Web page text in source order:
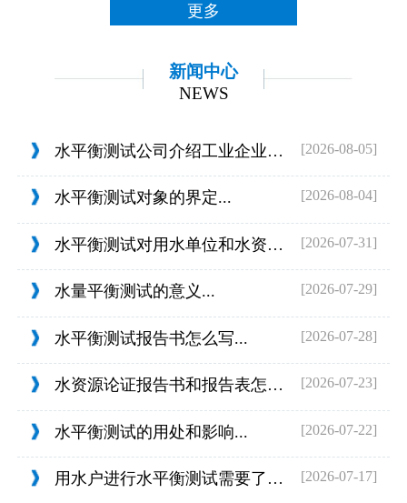
更多
新闻中心
NEWS
水平衡测试公司介绍工业企业的用水范围... [2026-08-05]
水平衡测试对象的界定... [2026-08-04]
水平衡测试对用水单位和水资源管理的目... [2026-07-31]
水量平衡测试的意义... [2026-07-29]
水平衡测试报告书怎么写... [2026-07-28]
水资源论证报告书和报告表怎么判定... [2026-07-23]
水平衡测试的用处和影响... [2026-07-22]
用水户进行水平衡测试需要了解什么？... [2026-07-17]